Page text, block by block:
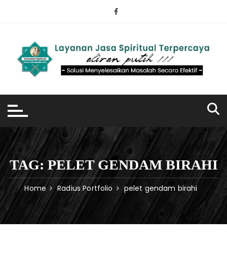
TAG: PELET GENDAM BIRAHI
Home Radius Portfolio pelet gendam birahi